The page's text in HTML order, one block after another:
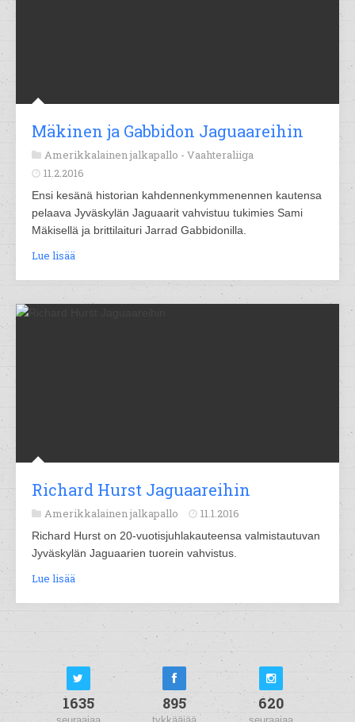
Mäkinen ja Gabbidon Jaguaareihin
Amerikkalainen jalkapallo - Vaahteraliiga
11.2.2016
Ensi kesänä historian kahdennenkymmenennen kautensa
pelaava Jyväskylän Jaguaarit vahvistuu tukimies Sami
Mäkisellä ja brittilaituri Jarrad Gabbidonilla.
Lue lisää
Richard Hurst Jaguaareihin
Amerikkalainen jalkapallo 11.1.2016
Richard Hurst on 20-vuotisjuhlakauteensa valmistautuvan
Jyväskylän Jaguaarien tuorein vahvistus.
Lue lisää
1635 895 620